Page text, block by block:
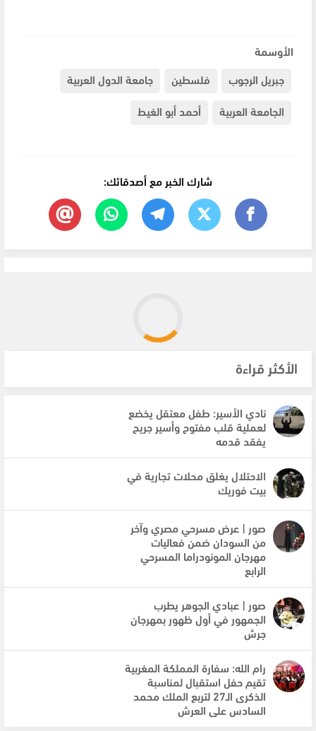
الأوسمة
جبريل الرجوب
فلسطين
جامعة الدول العربية
الجامعة العربية
أحمد أبو الغيط
شارك الخبر مع أصدقائك:
الأكثر قراءة
نادي الأسير: طفل معتقل يخضع
لعملية قلب مفتوح وأسير جريح
يفقد قدمه
الاحتلال يغلق محلات تجارية في
بيت فوريك
صور | عرض مسرحي مصري وآخر
من السودان ضمن فعاليات
مهرجان المونودراما المسرحي
الرابع
صور | عبادي الجوهر يطرب
الجمهور في أول ظهور بمهرجان
جرش
رام الله: سفارة المملكة المغربية
تقيم حفل استقبال لمناسبة
الذكرى الـ27 لتربع الملك محمد
السادس على العرش